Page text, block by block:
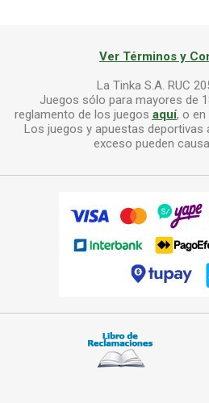
Ver Términos y
La Tinka S.A. RUC
Juegos sólo para mayores de
reglamento de los juegos aquí, o
Los juegos y apuestas deportivas
exceso pueden